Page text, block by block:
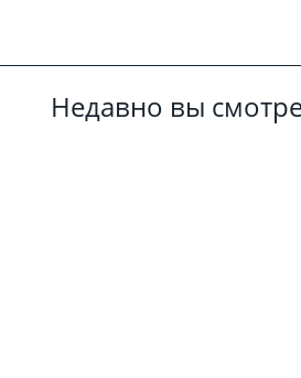
Недавно вы